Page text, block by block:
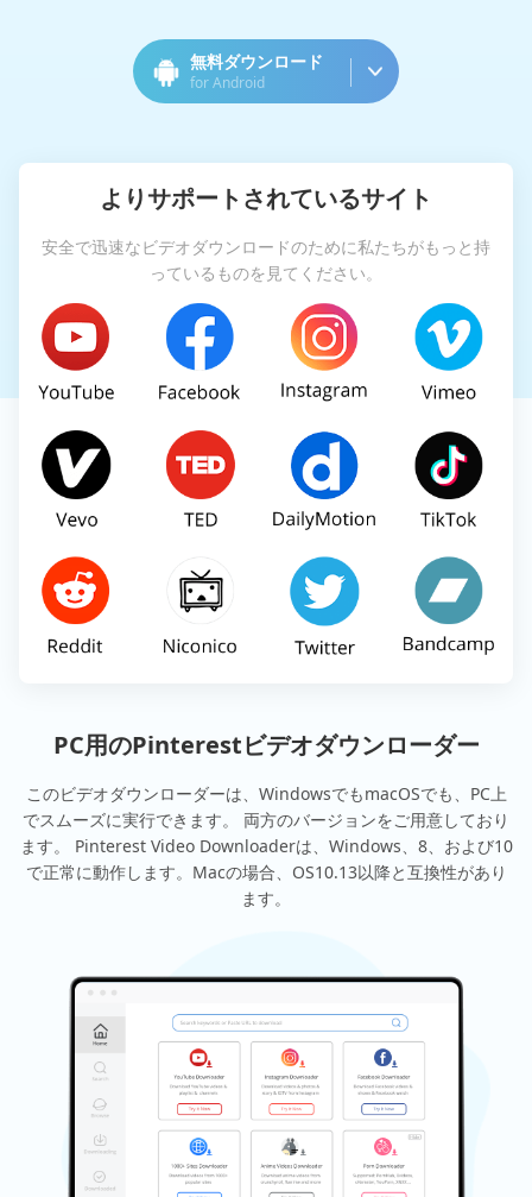
無料ダウンロード
for Android
よりサポートされているサイト
安全で迅速なビデオダウンロードのために私たちがもっと持
っているものを見てください。
PC用のPinterestビデオダウンローダー
このビデオダウンローダーは、WindowsでもmacOSでも、PC上
でスムーズに実行できます。 両方のバージョンをご用意しており
ます。 Pinterest Video Downloaderは、Windows、8、および10
で正常に動作します。Macの場合、OS10.13以降と互換性があり
ます。